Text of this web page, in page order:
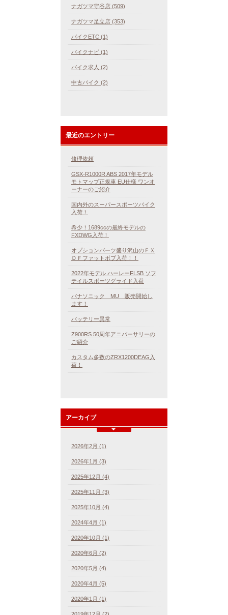
ナガツマ守谷店 (509)
ナガツマ足立店 (353)
バイクETC (1)
バイクナビ (1)
バイク求人 (2)
中古バイク (2)
最近のエントリー
修理依頼
GSX-R1000R ABS 2017年モデル
モトマップ正規車 EU仕様 ワンオ
ーナーのご紹介
国内外のスーパースポーツバイク
入荷！
希少！1689ccの最終モデルの
FXDWG入荷！
オプションパーツ盛り沢山のＦＸ
ＤＦファットボブ入荷！！
2022年モデル ハーレーFLSB ソフ
テイルスポーツグライド入荷
パナソニック MU 販売開始し
ます！
バッテリー異常
Z900RS 50周年アニバーサリーの
ご紹介
カスタム多数のZRX1200DEAG入
荷！
アーカイブ
2026年2月 (1)
2026年1月 (3)
2025年12月 (4)
2025年11月 (3)
2025年10月 (4)
2024年4月 (1)
2020年10月 (1)
2020年6月 (2)
2020年5月 (4)
2020年4月 (5)
2020年1月 (1)